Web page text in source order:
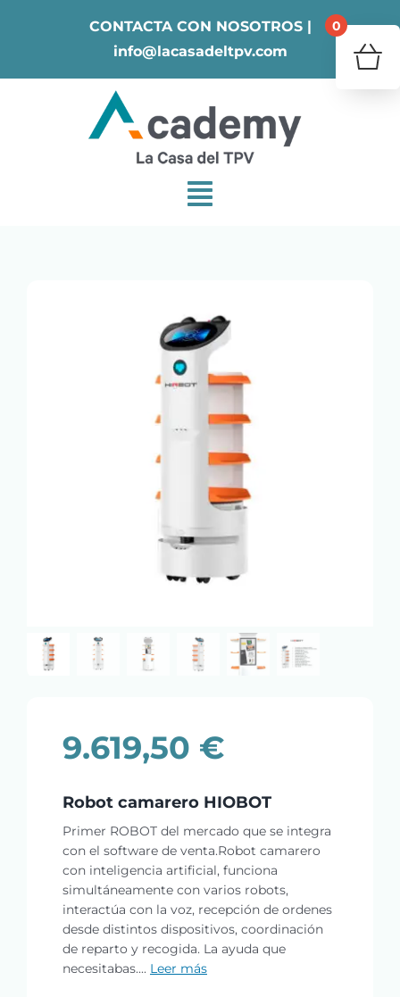
CONTACTA CON NOSOTROS |
info@lacasadeltpv.com
9.619,50 €
Robot camarero HIOBOT
Primer ROBOT del mercado que se integra
con el software de venta.Robot camarero
con inteligencia artificial, funciona
simultáneamente con varios robots,
interactúa con la voz, recepción de ordenes
desde distintos dispositivos, coordinación
de reparto y recogida. La ayuda que
necesitabas.... Leer más
0